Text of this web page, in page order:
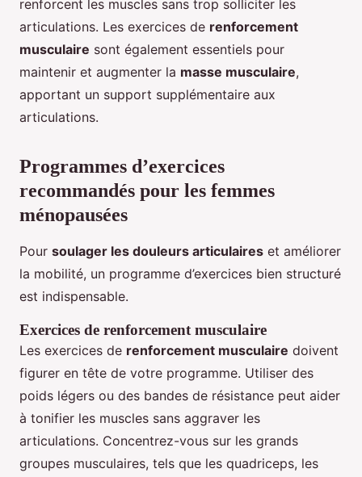
renforcent les muscles sans trop solliciter les
articulations. Les exercices de renforcement
musculaire sont également essentiels pour
maintenir et augmenter la masse musculaire,
apportant un support supplémentaire aux
articulations.
Programmes d’exercices
recommandés pour les femmes
ménopausées
Pour soulager les douleurs articulaires et améliorer
la mobilité, un programme d’exercices bien structuré
est indispensable.
Exercices de renforcement musculaire
Les exercices de renforcement musculaire doivent
figurer en tête de votre programme. Utiliser des
poids légers ou des bandes de résistance peut aider
à tonifier les muscles sans aggraver les
articulations. Concentrez-vous sur les grands
groupes musculaires, tels que les quadriceps, les